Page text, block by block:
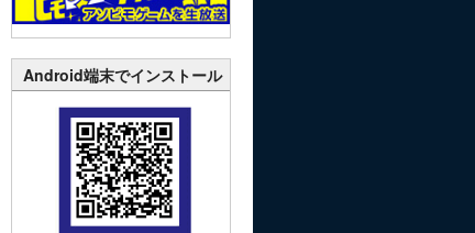
Android端末でインストール